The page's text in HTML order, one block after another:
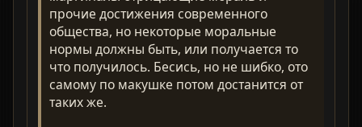
прочие достижения современного
общества, но некоторые моральные
нормы должны быть, или получается то
что получилось. Бесись, но не шибко, ото
самому по макушке потом достанится от
таких же.